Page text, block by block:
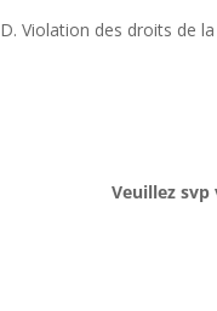
D. Violation des droits de
Veuillez